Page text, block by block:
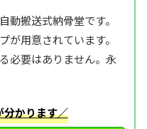
動搬送式納骨堂です。
が用意されています。
必要はありません。永
分かります／